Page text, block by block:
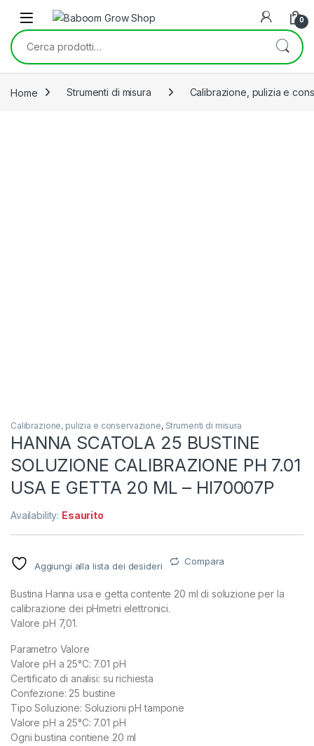
Skip to navigation
Skip to content
0
Cerca:
Home Strumenti di misura Calibrazione, pulizia e
Calibrazione, pulizia e conservazione, Strumenti di misura
HANNA SCATOLA 25 BUSTINE
SOLUZIONE CALIBRAZIONE PH 7.01
USA E GETTA 20 ML – HI70007P
Availability: Esaurito
Aggiungi alla lista dei desideri Compara
Bustina Hanna usa e getta contente 20 ml di soluzione per la
calibrazione dei pHmetri elettronici.
Valore pH 7,01.
Parametro Valore
Valore pH a 25°C: 7.01 pH
Certificato di analisi: su richiesta
Confezione: 25 bustine
Tipo Soluzione: Soluzioni pH tampone
Valore pH a 25°C: 7.01 pH
Ogni bustina contiene 20 ml